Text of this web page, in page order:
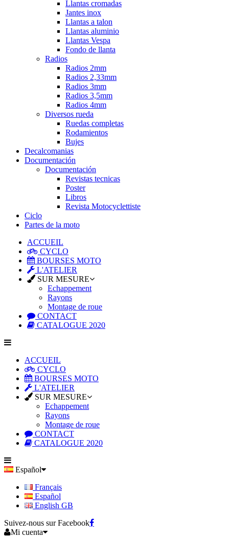
Llantas cromadas
Jantes inox
Llantas a talon
Llantas aluminio
Llantas Vespa
Fondo de llanta
Radios
Radios 2mm
Radios 2,33mm
Radios 3mm
Radios 3,5mm
Radios 4mm
Diversos rueda
Ruedas completas
Rodamientos
Bujes
Decalcomanias
Documentación
Documentación
Revistas tecnicas
Poster
Libros
Revista Motocyclettiste
Ciclo
Partes de la moto
ACCUEIL
CYCLO
BOURSES MOTO
L'ATELIER
SUR MESURE
Echappement
Rayons
Montage de roue
CONTACT
CATALOGUE 2020
ACCUEIL
CYCLO
BOURSES MOTO
L'ATELIER
SUR MESURE
Echappement
Rayons
Montage de roue
CONTACT
CATALOGUE 2020
Español
Français
Español
English GB
Suivez-nous sur Facebook
Mi cuenta